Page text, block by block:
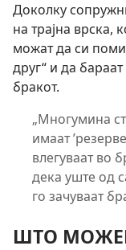
Доколку
на трајна врска,
можат да си
друг“ и да
бракот.
„Многумина
имаат
влегуваат во
дека уште од
го зачуваат
ШТО